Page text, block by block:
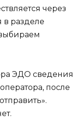
через
в разделе
ЭДО сведения
после